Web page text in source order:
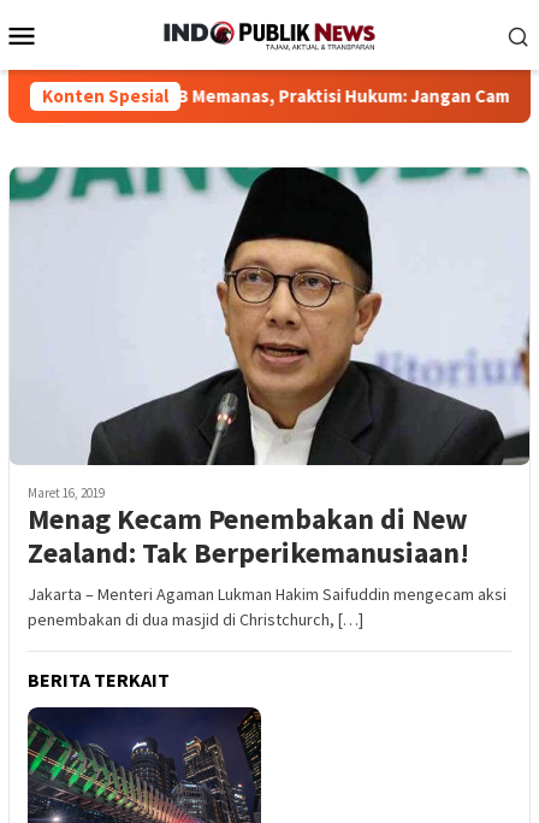
ke
Mobile
Konten Spesial
TSB Memanas, Praktisi Hukum: Jangan Campuradukkan
Maret 16, 2019
Menag Kecam Penembakan di New
Zealand: Tak Berperikemanusiaan!
Jakarta – Menteri Agaman Lukman Hakim Saifuddin mengecam aksi
penembakan di dua masjid di Christchurch, […]
BERITA TERKAIT